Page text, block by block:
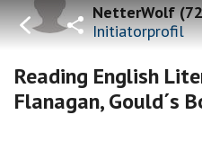
NetterWolf(72
Initiatorprofil
Reading English
Flanagan, Gould´s